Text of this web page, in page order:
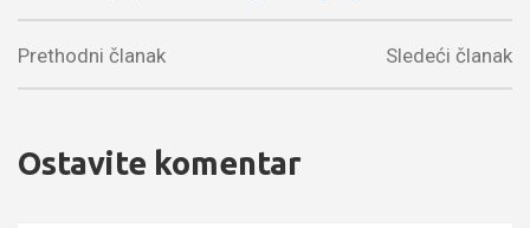
Sledeći članak
Prethodni članak
Ostavite komentar